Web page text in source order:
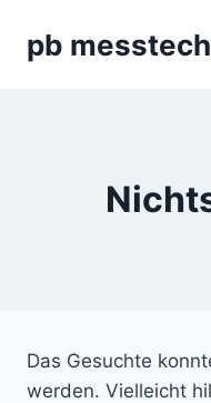
Inhaltpb
Das Gesuchte
werden. Vielleicht